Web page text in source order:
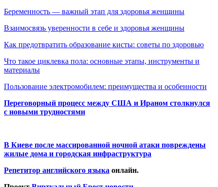
Беременность — важный этап для здоровья женщины
Взаимосвязь уверенности в себе и здоровья женщины
Как предотвратить образование кисты: советы по здоровью
Что такое циклевка пола: основные этапы, инструменты и
материалы
Пользование электромобилем: преимущества и особенности
Переговорный процесс между США и Ираном столкнулся
с новыми трудностями
В Киеве после массированной ночной атаки повреждены
жилые дома и городская инфраструктура
Репетитор английского языка онлайн.